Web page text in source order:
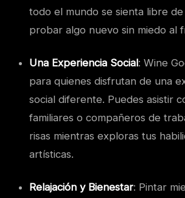
todo el mundo se sienta libre
probar algo nuevo sin miedo al
Una Experiencia Social: Wine
para quienes disfrutan de una
social diferente. Puedes asistir
familiares o compañeros de
risas mientras exploras tus
artísticas.
Relajación y Bienestar: Pintar